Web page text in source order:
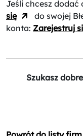
Jeśli chcesz
się
do swojej
konta: Zarejestruj
Szukasz